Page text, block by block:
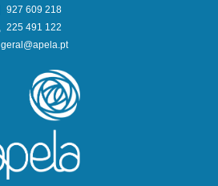
927 609 218
225 491 122
geral@apela.pt